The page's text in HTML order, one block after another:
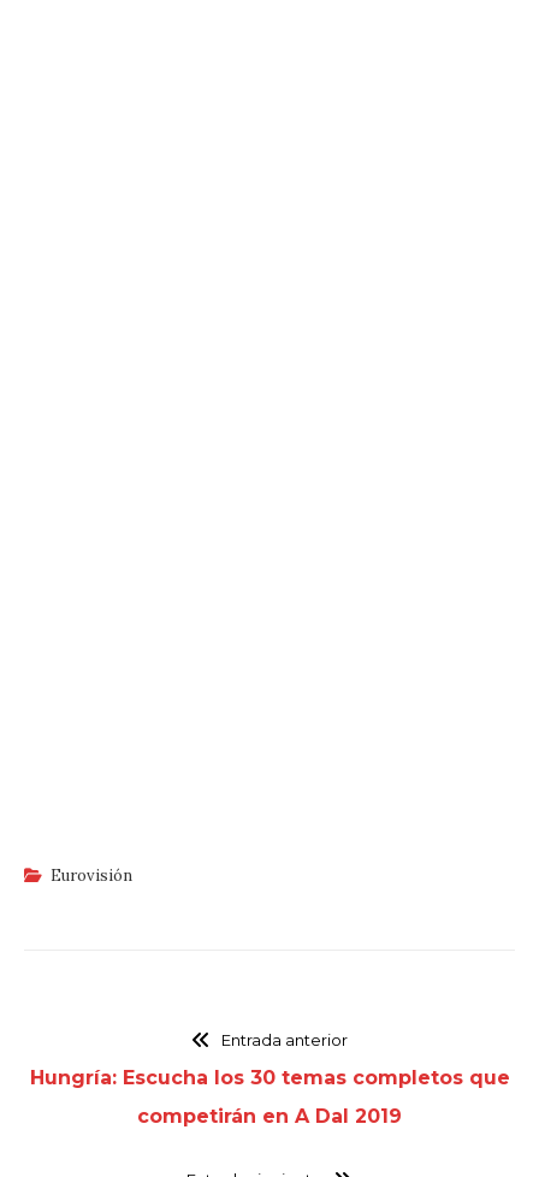
Eurovisión
Entrada anterior
Hungría: Escucha los 30 temas completos que
competirán en A Dal 2019